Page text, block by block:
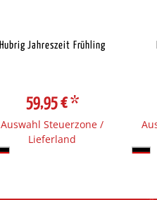
Hubrig Jahreszeit Frühling
59,95 €*
Auswahl Steuerzone /
Lieferland